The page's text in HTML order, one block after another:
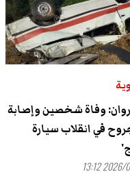
وفاة شخصين وإصابة
في انقلاب سيارة
2026/08/